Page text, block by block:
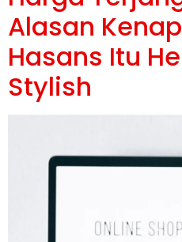
Alasan
Hasans Itu
Stylish